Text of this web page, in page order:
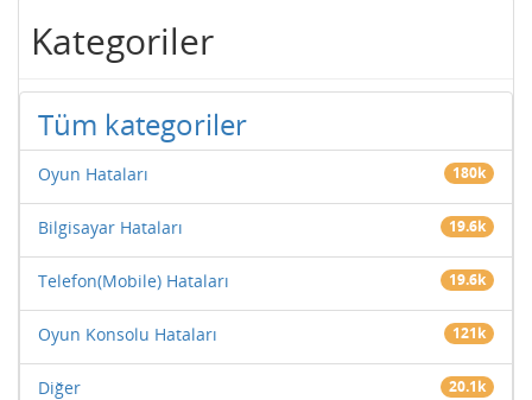
Kategoriler
Tüm kategoriler
Oyun Hataları 180k
Bilgisayar Hataları 19.6k
Telefon(Mobile) Hataları 19.6k
Oyun Konsolu Hataları 121k
Diğer 20.1k